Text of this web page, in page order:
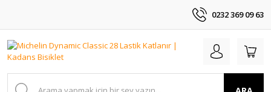
0232 369 09 63